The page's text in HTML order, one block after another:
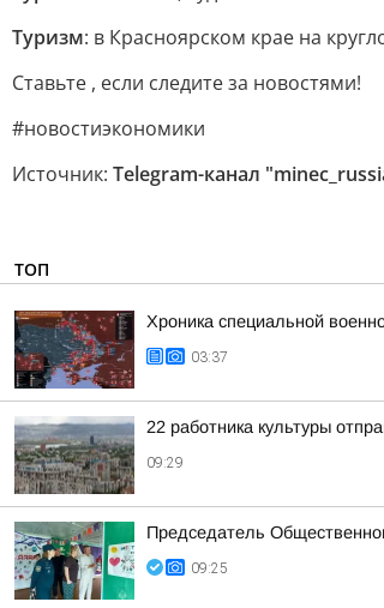
Туризм: в Красноярском крае на
Ставьте , если следите за новостями!
#новостиэкономики
Источник: Telegram-канал
ТОП
Хроника специальной
03:37
22 работника культуры
09:29
Председатель
09:25